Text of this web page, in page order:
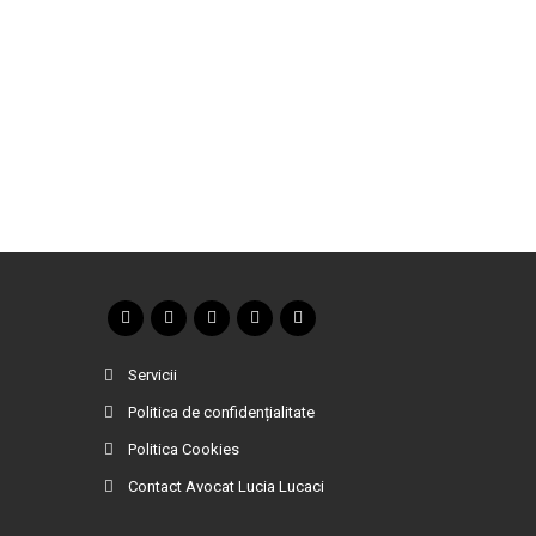
Servicii
Politica de confidențialitate
Politica Cookies
Contact Avocat Lucia Lucaci